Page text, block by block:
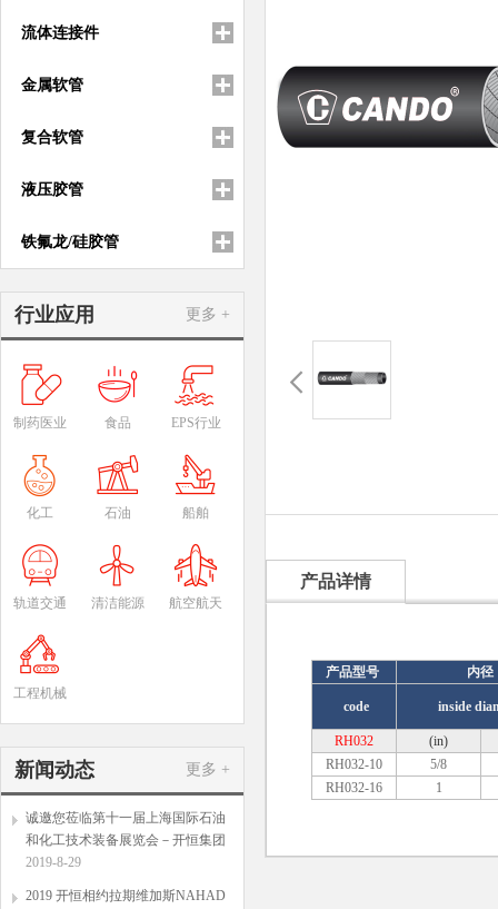
流体连接件
金属软管
复合软管
液压胶管
铁氟龙/硅胶管
更多 +
行业应用
制药医业 食品 EPS行业
化工 石油 船舶
轨道交通 清洁能源 航空航天
工程机械
更多 +
新闻动态
诚邀您莅临第十一届上海国际石油
和化工技术装备展览会－开恒集团
2019-8-29
2019 开恒相约拉期维加斯NAHAD
产品详情
产品型号 内径
code inside
RH032
(in)
RH032-10
5/8
RH032-16
1